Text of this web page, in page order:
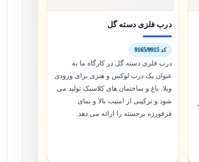
درب فلزی دسته گل
کد 9165/9915
درب فلزی دسته گل در کارگاه ما به
عنوان یک درب لوکس و هنری برای ورودی
ویلا, باغ و ساختمان های کلاسیک تولید می
شود و ترکیبی از امنیت بالا و نمای
فرفورژه برجسته را ارائه می دهد.